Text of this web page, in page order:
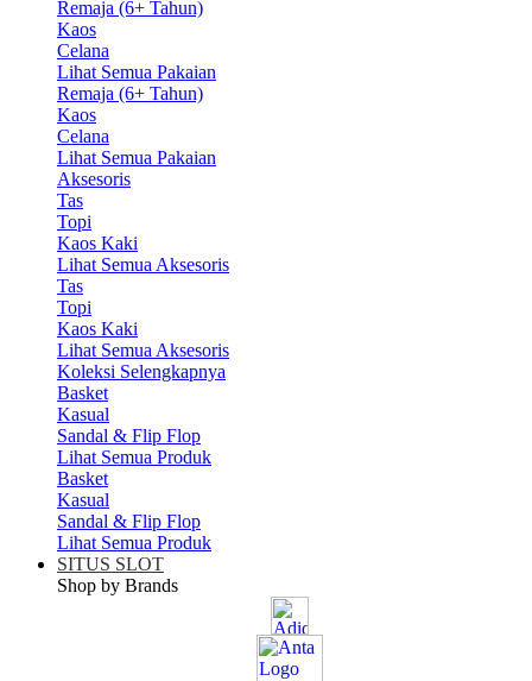
Remaja (6+ Tahun)
Kaos
Celana
Lihat Semua Pakaian
Remaja (6+ Tahun)
Kaos
Celana
Lihat Semua Pakaian
Aksesoris
Tas
Topi
Kaos Kaki
Lihat Semua Aksesoris
Tas
Topi
Kaos Kaki
Lihat Semua Aksesoris
Koleksi Selengkapnya
Basket
Kasual
Sandal & Flip Flop
Lihat Semua Produk
Basket
Kasual
Sandal & Flip Flop
Lihat Semua Produk
SITUS SLOT
Shop by Brands